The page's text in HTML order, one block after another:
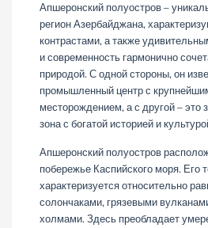
Апшеронский полуостров –
регион Азербайджана,
контрастами, а также
и современность гармонично
природой. С одной стороны, он
промышленный центр с
месторождением, а с другой – это
зона с богатой историей и
Апшеронский полуостров
побережье Каспийского моря. Его
характеризуется относительно
солончаками, грязевыми
холмами. Здесь преобладает